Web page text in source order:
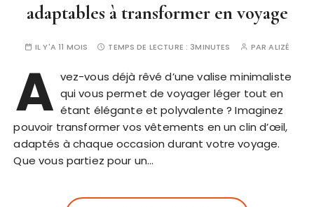
adaptables à transformer en voyage
IL Y'A 11 MOIS TEMPS DE LECTURE : 3MINUTES PARALIZÉ
A vez-vous déjà rêvé d’une valise minimaliste
qui vous permet de voyager léger tout en
étant élégante et polyvalente ? Imaginez
pouvoir transformer vos vêtements en un clin d’œil,
adaptés à chaque occasion durant votre voyage.
Que vous partiez pour un…